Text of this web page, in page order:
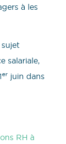
à les
salariale,
er juin dans
RH à